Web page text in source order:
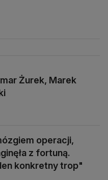
Żurek, Marek
operacji,
z fortuną.
konkretny trop"